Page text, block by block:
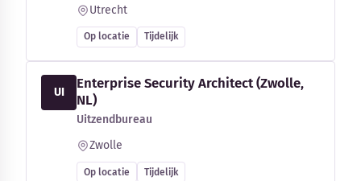
Utrecht
Op locatie Tijdelijk
UI
Enterprise Security Architect (Zwolle,
NL)
Uitzendbureau
Zwolle
Op locatie Tijdelijk